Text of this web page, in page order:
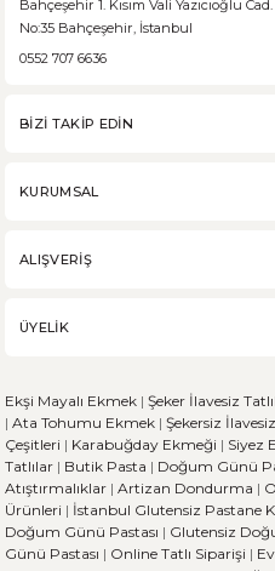
Medovik, Slav mutfağından
Karabuğday, son zamanlarda
Ekşi Mayalı Ekmek ve
Ekmek, dünya genelinde her
Bahçeşehir 1. Kısım Vali Yazıcıoğlu
No:35 Bahçeşehir, İstanbul
0552 707 6636
BİZİ TAKİP EDİN
KURUMSAL
ALIŞVERİŞ
ÜYELİK
Ekşi Mayalı Ekmek | Şeker İlavesiz
| Ata Tohumu Ekmek | Şekersiz
Çeşitleri | Karabuğday Ekmeği | Siyez
Tatlılar | Butik Pasta | Doğum Günü
Atıştırmalıklar | Artizan Dondurma |
Ürünleri | İstanbul Glutensiz Pastane
Doğum Günü Pastası | Glutensiz
Günü Pastası | Online Tatlı Siparişi |